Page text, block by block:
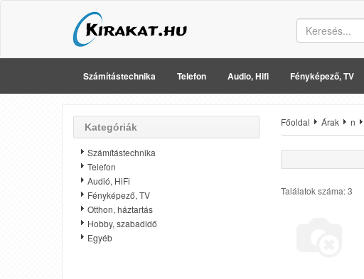
Számítástechnika Telefon Audio, Hifi Fényképező, TV
Kategóriák
Számítástechnika
Telefon
Audió, HiFi
Fényképező, TV
Otthon, háztartás
Hobby, szabadidő
Egyéb
Főoldal Árak n
Találatok száma: 3